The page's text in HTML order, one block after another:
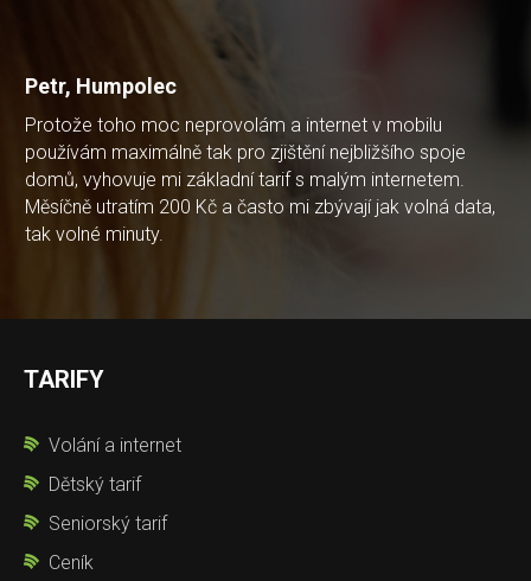
Petr, Humpolec
Protože toho moc neprovolám a internet v mobilu
používám maximálně tak pro zjištění nejbližšího spoje
domů, vyhovuje mi základní tarif s malým internetem.
Měsíčně utratím 200 Kč a často mi zbývají jak volná data,
tak volné minuty.
TARIFY
Volání a internet
Dětský tarif
Seniorský tarif
Ceník